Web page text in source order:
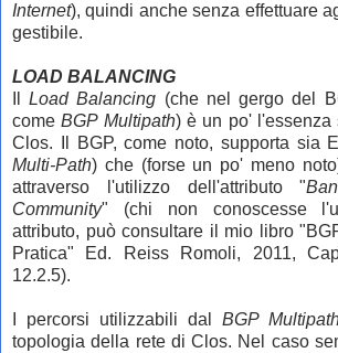
Internet), quindi anche senza effettuare
gestibile.
LOAD BALANCING
IlLoad Balancing (che nel gergo del
comeBGP Multipath) è un po' l'essenza
Clos. Il BGP, come noto, supporta sia
Multi-Path) che (forse un po' meno
attraverso l'utilizzo dell'attributo "
Community" (chi non conoscesse
attributo, può consultare il mio libro
Pratica" Ed. Reiss Romoli, 2011,
12.2.5).
I percorsi utilizzabili dal BGP
topologia della rete di Clos. Nel caso